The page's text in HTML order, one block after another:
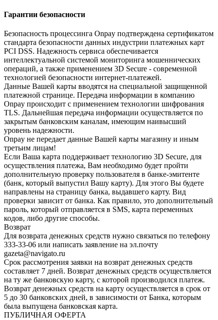
Гарантии безопасности
Безопасность процессинга Onpay подтверждена сертификатом
стандарта безопасности данных индустрии платежных карт
PCI DSS. Надежность сервиса обеспечивается
интеллектуальной системой мониторинга мошеннических
операций, а также применением 3D Secure - современной
технологией безопасности интернет-платежей.
Данные Вашей карты вводятся на специальной защищенной
платежной странице. Передача информации в компанию
Onpay происходит с применением технологии шифрования
TLS. Дальнейшая передача информации осуществляется по
закрытым банковским каналам, имеющим наивысший
уровень надежности.
Onpay не передает данные Вашей карты магазину и иным
третьим лицам!
Если Ваша карта поддерживает технологию 3D Secure, для
осуществления платежа, Вам необходимо будет пройти
дополнительную проверку пользователя в банке-эмитенте
(банк, который выпустил Вашу карту). Для этого Вы будете
направлены на страницу банка, выдавшего карту. Вид
проверки зависит от банка. Как правило, это дополнительный
пароль, который отправляется в SMS, карта переменных
кодов, либо другие способы.
Возврат
Для возврата денежных средств нужно связаться по телефону
333-33-06 или написать заявление на эл.почту
gazeta@navigato.ru
Срок рассмотрения заявки на возврат денежных средств
составляет 7 дней. Возврат денежных средств осуществляется
на ту же банковскую карту, с которой производился платеж.
Возврат денежных средств на карту осуществляется в срок от
5 до 30 банковских дней, в зависимости от Банка, которым
была выпущена банковская карта.
ПУБЛИЧНАЯ ОФЕРТА